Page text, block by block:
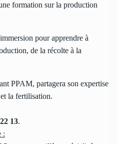
formation sur la production
pour apprendre à
de la récolte à la
PPAM, partagera son expertise
la fertilisation.
13.
: